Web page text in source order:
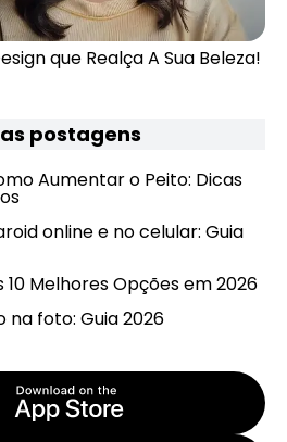
que Realça A Sua Beleza!
postagens
Aumentar o Peito: Dicas
online e no celular: Guia
10 Melhores Opções em 2026
foto: Guia 2026